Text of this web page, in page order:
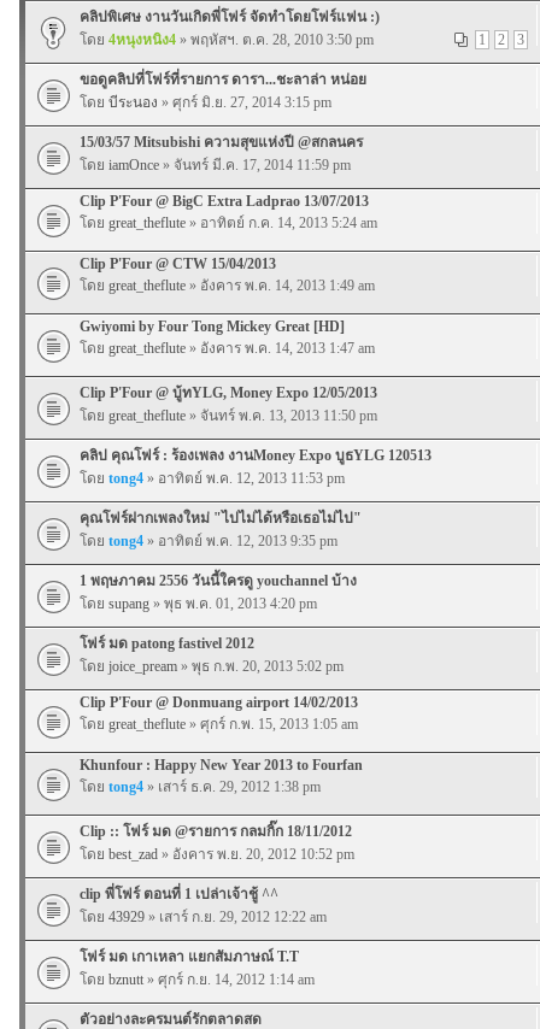
คลิปพิเศษ งานวันเกิดพี่โฟร์ จัดทำโดยโฟร์แฟน :)
1
2 3
โดย 4หนุงหนิง4 » พฤหัสฯ. ต.ค. 28, 2010 3:50 pm
ขอดูคลิปที่โฟร์ที่รายการ ดารา...ชะลาล่า หน่อย
โดย บีระนอง » ศุกร์ มิ.ย. 27, 2014 3:15 pm
15/03/57 Mitsubishi ความสุขแห่งปี @สกลนคร
โดย iamOnce » จันทร์ มี.ค. 17, 2014 11:59 pm
Clip P'Four @ BigC Extra Ladprao 13/07/2013
โดย great_theflute » อาทิตย์ ก.ค. 14, 2013 5:24 am
Clip P'Four @ CTW 15/04/2013
โดย great_theflute » อังคาร พ.ค. 14, 2013 1:49 am
Gwiyomi by Four Tong Mickey Great [HD]
โดย great_theflute » อังคาร พ.ค. 14, 2013 1:47 am
Clip P'Four @ บู้ทYLG, Money Expo 12/05/2013
โดย great_theflute » จันทร์ พ.ค. 13, 2013 11:50 pm
คลิป คุณโฟร์ : ร้องเพลง งานMoney Expo บูธYLG 120513
โดย tong4 » อาทิตย์ พ.ค. 12, 2013 11:53 pm
คุณโฟร์ฝากเพลงใหม่ "ไปไม่ได้หรือเธอไม่ไป"
โดย tong4 » อาทิตย์ พ.ค. 12, 2013 9:35 pm
1 พฤษภาคม 2556 วันนี้ใครดู youchannel บ้าง
โดย supang » พุธ พ.ค. 01, 2013 4:20 pm
โฟร์ มด patong fastivel 2012
โดย joice_pream » พุธ ก.พ. 20, 2013 5:02 pm
Clip P'Four @ Donmuang airport 14/02/2013
โดย great_theflute » ศุกร์ ก.พ. 15, 2013 1:05 am
Khunfour : Happy New Year 2013 to Fourfan
โดย tong4 » เสาร์ ธ.ค. 29, 2012 1:38 pm
Clip :: โฟร์ มด @รายการ กลมกิ๊ก 18/11/2012
โดย best_zad » อังคาร พ.ย. 20, 2012 10:52 pm
clip พี่โฟร์ ตอนที่ 1 เปล่าเจ้าชู้ ^^
โดย 43929 » เสาร์ ก.ย. 29, 2012 12:22 am
โฟร์ มด เกาเหลา แยกสัมภาษณ์ T.T
โดย bznutt » ศุกร์ ก.ย. 14, 2012 1:14 am
ตัวอย่างละครมนต์รักตลาดสด